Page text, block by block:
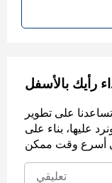
رأيك بالأسفل
على تطوير
عليها، بناء على